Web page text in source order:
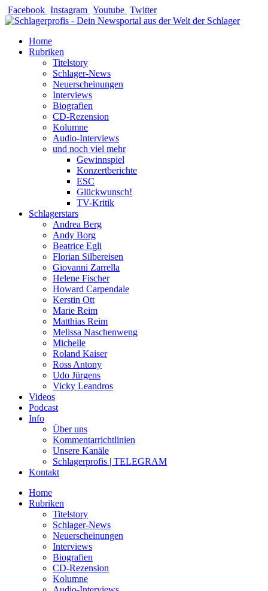
Zum
Inhalt
Facebook Instagram Youtube Twitter
Home
Rubriken
Titelstory
Schlager-News
Neuerscheinungen
Interviews
Biografien
CD-Rezension
Kolumne
Audio-Interviews
und noch viel mehr
Gewinnspiel
Konzertberichte
ESC
Glückwunsch!
TV-Kritik
Schlagerstars
Andrea Berg
Andy Borg
Beatrice Egli
Florian Silbereisen
Giovanni Zarrella
Helene Fischer
Howard Carpendale
Kerstin Ott
Marie Reim
Matthias Reim
Melissa Naschenweng
Michelle
Roland Kaiser
Ross Antony
Udo Jürgens
Vicky Leandros
Videos
Podcast
Info
Über uns
Kommentarrichtlinien
Unsere Kanäle
Schlagerprofis | TELEGRAM
Kontakt
Home
Rubriken
Titelstory
Schlager-News
Neuerscheinungen
Interviews
Biografien
CD-Rezension
Kolumne